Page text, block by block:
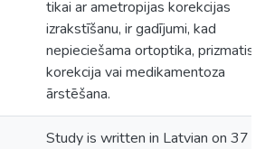
tikai ar ametropijas korekcijas
izrakstīšanu, ir gadījumi, kad
nepieciešama ortoptika,
korekcija vai medikamentoza
ārstēšana.
Study is written in Latvian on 37